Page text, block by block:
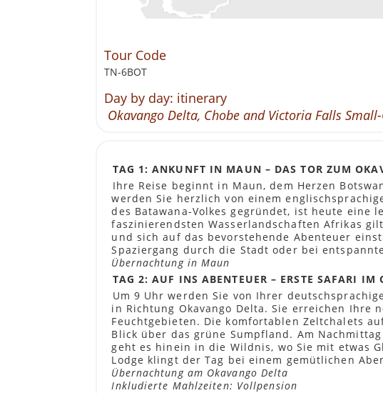
Tour Code
TN-6BOT
Day by day: itinerary
Okavango Delta, Chobe and Victoria Falls
TAG 1: ANKUNFT IN MAUN – DAS TOR ZUM
Ihre Reise beginnt in Maun, dem Herzen
werden Sie herzlich von einem
des Batawana-Volkes gegründet, ist heute
faszinierendsten Wasserlandschaften Afrikas
und sich auf das bevorstehende Abenteuer
Spaziergang durch die Stadt oder bei
Übernachtung in Maun
TAG 2: AUF INS ABENTEUER – ERSTE SAFARI IM
Um 9 Uhr werden Sie von Ihrer
in Richtung Okavango Delta. Sie erreichen Ihre
Feuchtgebieten. Die komfortablen Zeltchalets
Blick über das grüne Sumpfland. Am
geht es hinein in die Wildnis, wo Sie mit etwas
Lodge klingt der Tag bei einem gemütlichen
Übernachtung am Okavango Delta
Inkludierte Mahlzeiten: Vollpension